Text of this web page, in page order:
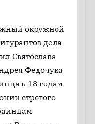
окружной
дела
Святослава
Федочука
к 18 годам
строгого